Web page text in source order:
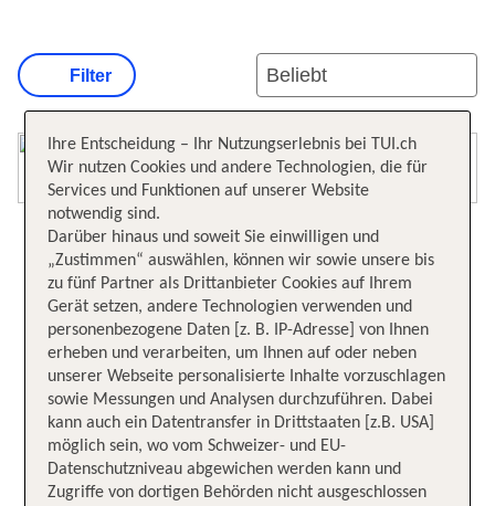
Karte öffnen
Filter
Ihre Entscheidung – Ihr Nutzungserlebnis bei TUI.ch
Wir nutzen Cookies und andere Technologien, die für
Services und Funktionen auf unserer Website
notwendig sind.
Darüber hinaus und soweit Sie einwilligen und
„Zustimmen“ auswählen, können wir sowie unsere bis
zu fünf Partner als Drittanbieter Cookies auf Ihrem
Gerät setzen, andere Technologien verwenden und
personenbezogene Daten [z. B. IP-Adresse] von Ihnen
erheben und verarbeiten, um Ihnen auf oder neben
unserer Webseite personalisierte Inhalte vorzuschlagen
sowie Messungen und Analysen durchzuführen. Dabei
kann auch ein Datentransfer in Drittstaaten [z.B. USA]
möglich sein, wo vom Schweizer- und EU-
Datenschutzniveau abgewichen werden kann und
Zugriffe von dortigen Behörden nicht ausgeschlossen